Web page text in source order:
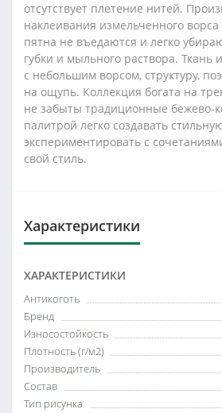
отсутствует плетение нитей.
наклеивания измельченного ворса
пятна не въедаются и легко
губки и мыльного раствора. Ткань
с небольшим ворсом, структуру,
на ощупь. Коллекция богата на
не забыты традиционные бежево-
палитрой легко создавать
экспериментировать с
свой стиль.
Характеристики
ХАРАКТЕРИСТИКИ
Антикоготь
Бренд
Износостойкость
Плотность (г/м2)
Производитель
Состав
Тип рисунка